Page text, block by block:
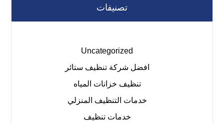
تصنيفات
Uncategorized
افضل شركة تنظيف ستائر
تنظيف خزانات المياه
خدمات التنظيف المنزلي
خدمات تنظيف